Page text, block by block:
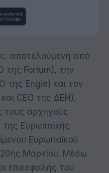
αποτελούμενη από
της Fortum), την
της Engie) και τον
CEO της ΔΕΗ),
τους αρχηγούς
Ευρωπαϊκής
Ευρωπαϊκού
20ής Μαρτίου. Μέσω
επικεφαλής του